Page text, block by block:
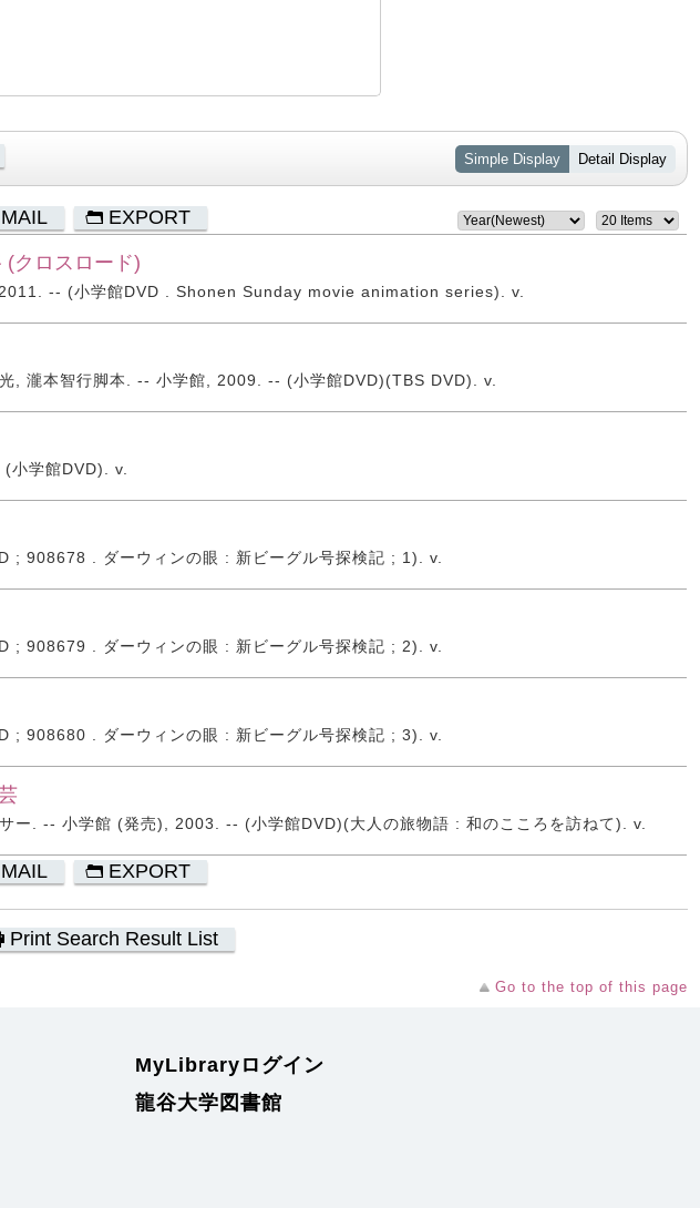
Simple Display Detail Display
MAIL EXPORT
(クロスロード)
-- (小学館DVD . Shonen Sunday movie animation series). v.
, 瀧本智行脚本. -- 小学館, 2009. -- (小学館DVD)(TBS DVD). v.
学館DVD). v.
908678 . ダーウィンの眼 : 新ビーグル号探検記 ; 1). v.
908679 . ダーウィンの眼 : 新ビーグル号探検記 ; 2). v.
908680 . ダーウィンの眼 : 新ビーグル号探検記 ; 3). v.
ー. -- 小学館 (発売), 2003. -- (小学館DVD)(大人の旅物語 : 和のこころを訪ねて). v.
MAIL EXPORT
Print Search Result List
Go to the top of this page
MyLibraryログイン
龍谷大学図書館